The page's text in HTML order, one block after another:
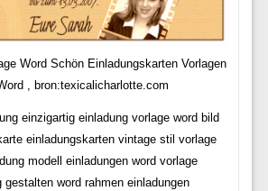
Word Schön Einladungskarten Vorlagen
, bron:texicalicharlotte.com
einzigartig einladung vorlage word bild
einladungskarten vintage stil vorlage
modell einladungen word vorlage
gestalten word rahmen einladungen